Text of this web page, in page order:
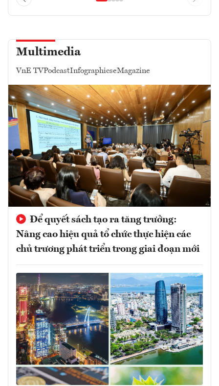
Multimedia
VnE TVPodcastInfographicseMagazine
Để quyết sách tạo ra tăng trưởng:
Nâng cao hiệu quả tổ chức thực hiện các
chủ trương phát triển trong giai đoạn mới